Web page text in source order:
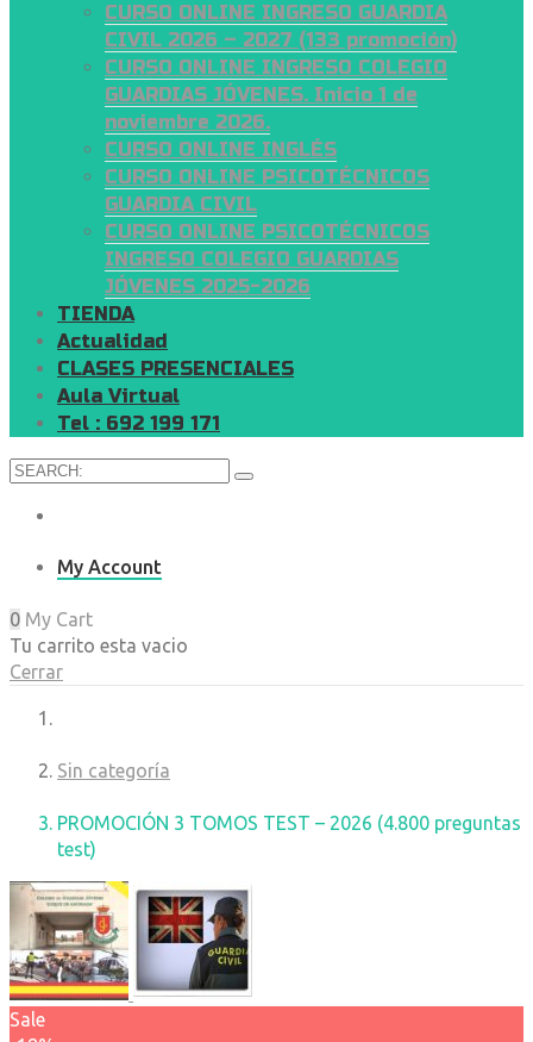
CURSO ONLINE INGRESO GUARDIA
CIVIL 2026 – 2027 (133 promoción)
CURSO ONLINE INGRESO COLEGIO
GUARDIAS JÓVENES. Inicio 1 de
noviembre 2026.
CURSO ONLINE INGLÉS
CURSO ONLINE PSICOTÉCNICOS
GUARDIA CIVIL
CURSO ONLINE PSICOTÉCNICOS
INGRESO COLEGIO GUARDIAS
JÓVENES 2025-2026
TIENDA
Actualidad
CLASES PRESENCIALES
Aula Virtual
Tel : 692 199 171
My Account
0 My Cart
Tu carrito esta vacio
Cerrar
Sin categoría
PROMOCIÓN 3 TOMOS TEST – 2026 (4.800 preguntas
test)
Sale